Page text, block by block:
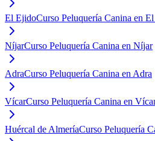
El EjidoCurso Peluquería Canina en
NíjarCurso Peluquería Canina en Níjar
AdraCurso Peluquería Canina en Adra
VícarCurso Peluquería Canina en
Huércal de AlmeríaCurso Peluquería